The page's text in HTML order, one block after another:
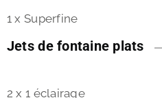
1 x Superfine
Jets de fontaine plats
2 x 1 éclairage